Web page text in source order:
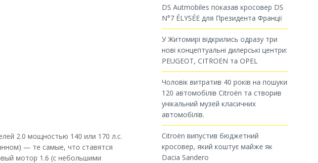
2.0 мощностью 140 или 170 л.с.
— те самые, что ставятся
мотор 1.6 (с небольшими
DS Autmobiles показав кросовер DS
N°7 ÉLYSÉE для Президента Франції
У Житомирі відкрились одразу три
нові концептуальні дилерські центри:
PEUGEOT, CITROEN та OPEL
Чоловік витратив 40 років на пошуки
120 автомобілів Citroën та створив
унікальний музей класичних
автомобілів.
Citroën випустив бюджетний
кросовер, який коштує майже як
Dacia Sandero